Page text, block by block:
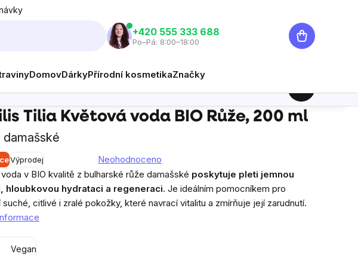
‭+420 555 333 688
Po–Pá: 8:00–18:00
Nákupní
košík
DomovDárkyPřírodní kosmetikaZnačky
Tilia Květová voda BIO Růže, 200 ml
damašské
Výprodej
hodnocení
produktu
je
Neohodnoceno
v BIO kvalitě z bulharské růže damašské poskytuje pleti jemnou
hloubkovou hydrataci a regeneraci. Je ideálním pomocníkem pro
suché, citlivé i zralé pokožky, které navrací vitalitu a zmírňuje její zarudnutí.
Vegan
Měrná cena: